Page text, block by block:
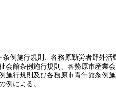
例施行規則、各務原勤労者野外
会館条例施行規則、各務原市産業
行規則及び各務原市青年館条例
例による。